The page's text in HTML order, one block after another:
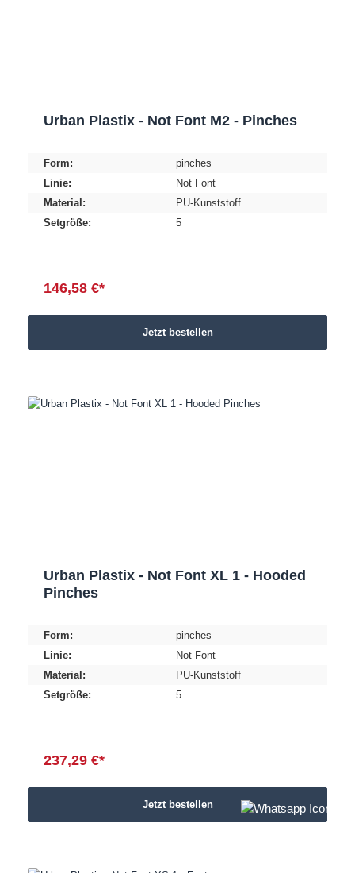
Urban Plastix - Not Font M2 - Pinches
Form:
pinches
Linie:
Not Font
Material:
PU-Kunststoff
Setgröße:
5
146,58 €*
Jetzt bestellen
Urban Plastix - Not Font XL 1 - Hooded
Pinches
Form:
pinches
Linie:
Not Font
Material:
PU-Kunststoff
Setgröße:
5
237,29 €*
Jetzt bestellen